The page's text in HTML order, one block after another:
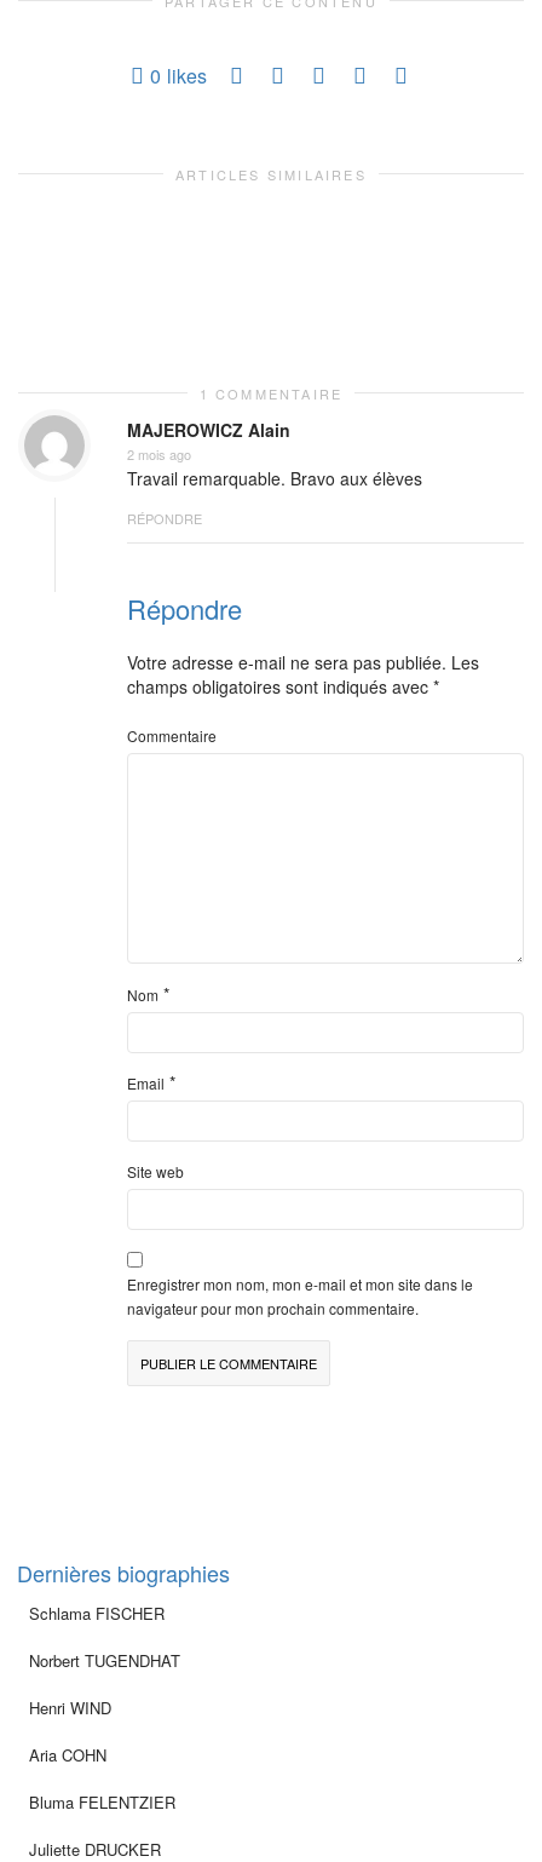
0 likes
ARTICLES SIMILAIRES
1 COMMENTAIRE
MAJEROWICZ Alain
2 mois ago
Travail remarquable. Bravo aux élèves
RÉPONDRE
Répondre
Votre adresse e-mail ne sera pas publiée. Les
champs obligatoires sont indiqués avec *
Commentaire
Nom *
Email *
Site web
Enregistrer mon nom, mon e-mail et mon site dans le
navigateur pour mon prochain commentaire.
Dernières biographies
Schlama FISCHER
Norbert TUGENDHAT
Henri WIND
Aria COHN
Bluma FELENTZIER
Juliette DRUCKER